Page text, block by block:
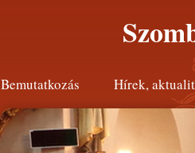
Bemutatkozás Hírek,